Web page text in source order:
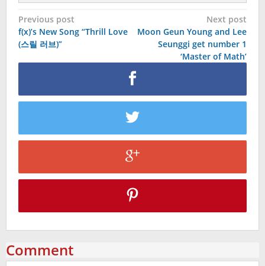
Post
navigation
Previous post
f(x)’s New Song “Thrill Love
(스릴 러브)”
Next post
Moon Geun Young and Lee
Seunggi get number 1
‘Master of Math’
Comment